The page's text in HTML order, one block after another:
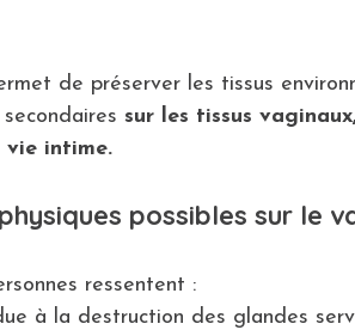
de préserver les tissus
sur les tissus
vie intime.
possibles sur le
ressentent :
à la destruction des glandes